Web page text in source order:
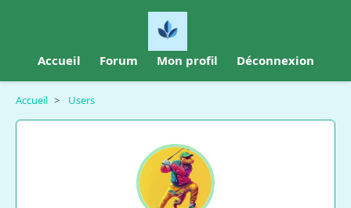
Accueil Forum Mon profil Déconnexion
Accueil > Users